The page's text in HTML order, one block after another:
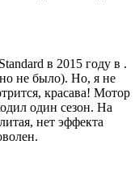
в 2015 году в .
не было). Но, я не
красава! Мотор
один сезон. На
нет эффекта